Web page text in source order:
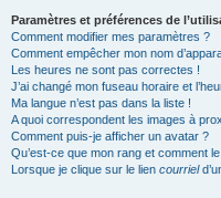
Paramètres et préférences de
Comment modifier mes paramètres ?
Comment empêcher mon nom
Les heures ne sont pas correctes !
J’ai changé mon fuseau horaire et
Ma langue n’est pas dans la liste !
A quoi correspondent les images à
Comment puis-je afficher un avatar ?
Qu’est-ce que mon rang et comment
Lorsque je clique sur le lien courriel